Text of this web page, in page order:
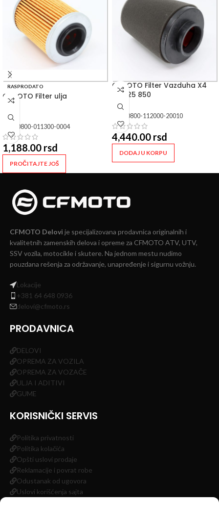
RASPRODATO
CFMOTO Filter ulja
0800-011300-0004
1,188.00 rsd
PROČITAJTE JOŠ
CFMOTO Filter Vazduha X4
X5 625 850
0800-112000-20010
4,440.00 rsd
DODAJ U KORPU
CFMOTO Delovi je specijalizovana prodavnica originalnih i
kvalitetnih zamenskih delova i opreme za CFMOTO ATV, UTV,
SSV vozila, motocikle i skutere. Na jednom mestu nudimo
pouzdana rešenja za održavanje, unapređenje i sigurnu vožnju.
Lokacije
+381 64 648 0936
delovi@cfmoto.rs
PRODAVNICA
DELOVI
OPREMA ZA VOZILA
OPREMA ZA VOZAČE
ULJA I ADITIVI
GUME
KORISNIČKI SERVIS
Politika privatnosti
Politika kolačića
Opšti uslovi prodaje
Reklamacije i povrat robe
Odustanak od ugovora
Uslovi korišćenja sajta